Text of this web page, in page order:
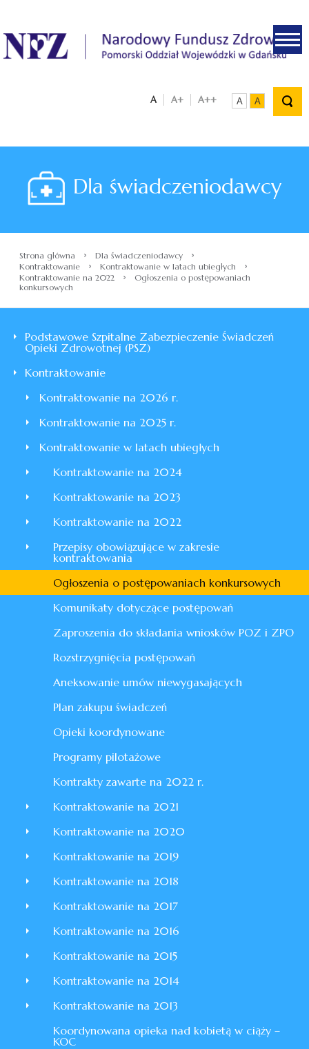
.
A A+ A++ A A
Dla świadczeniodawcy
Strona główna › Dla świadczeniodawcy ›
Kontraktowanie › Kontraktowanie w latach ubiegłych ›
Kontraktowanie na 2022 ›
Ogłoszenia o postępowaniach
konkursowych
Podstawowe Szpitalne Zabezpieczenie Świadczeń
Opieki Zdrowotnej (PSZ)
Kontraktowanie
Kontraktowanie na 2026 r.
Kontraktowanie na 2025 r.
Kontraktowanie w latach ubiegłych
Kontraktowanie na 2024
Kontraktowanie na 2023
Kontraktowanie na 2022
Przepisy obowiązujące w zakresie
kontraktowania
Ogłoszenia o postępowaniach konkursowych
Komunikaty dotyczące postępowań
Zaproszenia do składania wniosków POZ i ZPO
Rozstrzygnięcia postępowań
Aneksowanie umów niewygasających
Plan zakupu świadczeń
Opieki koordynowane
Programy pilotażowe
Kontrakty zawarte na 2022 r.
Kontraktowanie na 2021
Kontraktowanie na 2020
Kontraktowanie na 2019
Kontraktowanie na 2018
Kontraktowanie na 2017
Kontraktowanie na 2016
Kontraktowanie na 2015
Kontraktowanie na 2014
Kontraktowanie na 2013
Koordynowana opieka nad kobietą w ciąży –
KOC